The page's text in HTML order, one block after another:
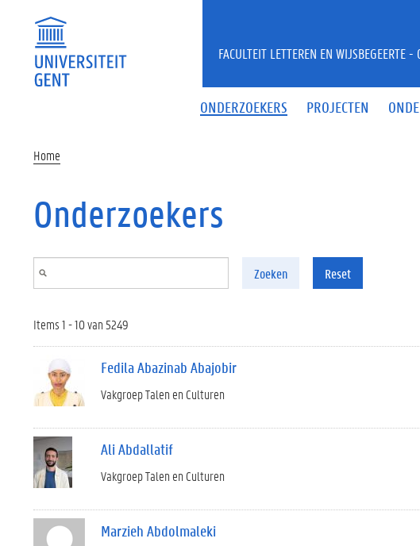
ONDERZOEKERS PROJECTEN
FACULTEIT LETTEREN EN WIJSBEGEERTE -
Home
Onderzoekers
Zoeken Reset
Items 1 - 10 van 5249
Fedila Abazinab Abajobir
Vakgroep Talen en Culturen
Ali Abdallatif
Vakgroep Talen en Culturen
Marzieh Abdolmaleki